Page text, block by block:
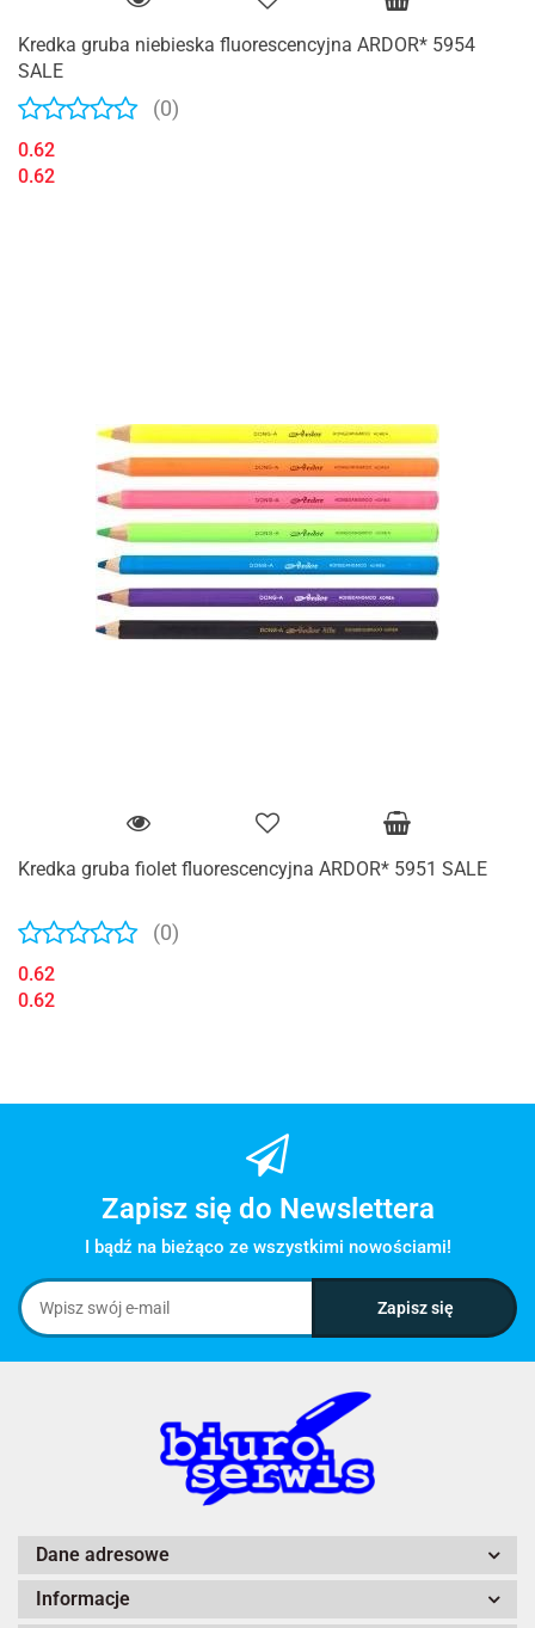
Kredka gruba niebieska fluorescencyjna ARDOR* 5954
SALE
(0)
0.62
0.62
Kredka gruba fiolet fluorescencyjna ARDOR* 5951 SALE
(0)
0.62
0.62
Zapisz się do Newslettera
I bądź na bieżąco ze wszystkimi nowościami!
Dane adresowe
Informacje